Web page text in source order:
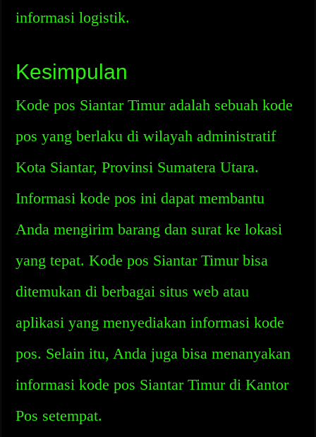
informasi logistik.
Kesimpulan
Kode pos Siantar Timur adalah sebuah kode
pos yang berlaku di wilayah administratif
Kota Siantar, Provinsi Sumatera Utara.
Informasi kode pos ini dapat membantu
Anda mengirim barang dan surat ke lokasi
yang tepat. Kode pos Siantar Timur bisa
ditemukan di berbagai situs web atau
aplikasi yang menyediakan informasi kode
pos. Selain itu, Anda juga bisa menanyakan
informasi kode pos Siantar Timur di Kantor
Pos setempat.